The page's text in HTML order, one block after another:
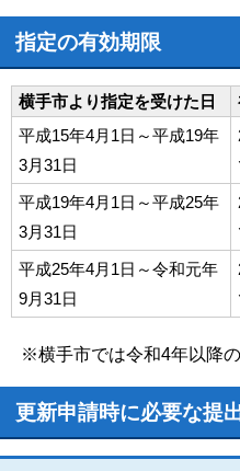
指定の有効期限
横手市より指定を受けた日
平成15年4月1日～平成19年
3月31日
平成19年4月1日～平成25年
3月31日
平成25年4月1日～令和元年
9月31日
※横手市では令和4年以降の
更新申請時に必要な提